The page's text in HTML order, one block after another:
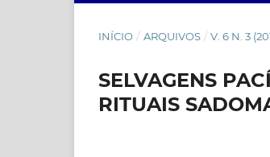
INÍCIO / ARQUIVOS / V. 6 N. 3
SELVAGENS
RITUAIS